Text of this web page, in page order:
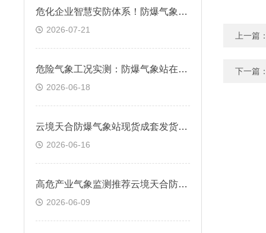
危化企业智慧安防体系！防爆气象站联动安全预警平台应用
2026-07-21
危险气象工况实测：防爆气象站在盐雾、高温、粉尘环境运行表现
2026-06-18
云境天合防爆气象站现货成套发货：石化危化项目厂区气象安全监测方案
2026-06-16
高危产业气象监测推荐云境天合防爆气象站的原因？价格+品质+服务三重保障
2026-06-09
上一篇
下一篇